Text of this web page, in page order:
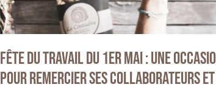
Fête du travail du 1er mai : une
pour remercier ses collaborateurs